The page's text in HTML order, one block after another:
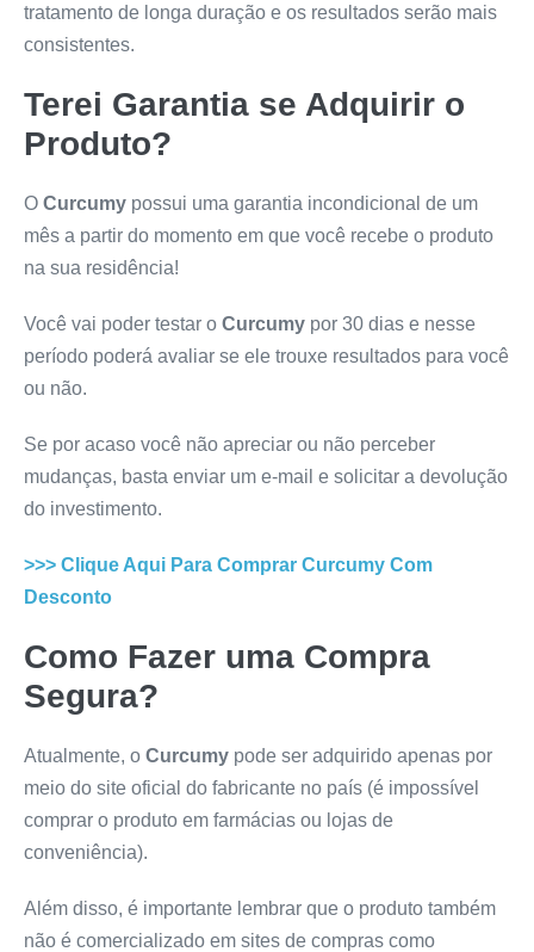
tratamento de longa duração e os resultados serão mais
consistentes.
Terei Garantia se Adquirir o
Produto?
O Curcumy possui uma garantia incondicional de um
mês a partir do momento em que você recebe o produto
na sua residência!
Você vai poder testar o Curcumy por 30 dias e nesse
período poderá avaliar se ele trouxe resultados para você
ou não.
Se por acaso você não apreciar ou não perceber
mudanças, basta enviar um e-mail e solicitar a devolução
do investimento.
>>> Clique Aqui Para Comprar Curcumy Com
Desconto
Como Fazer uma Compra
Segura?
Atualmente, o Curcumy pode ser adquirido apenas por
meio do site oficial do fabricante no país (é impossível
comprar o produto em farmácias ou lojas de
conveniência).
Além disso, é importante lembrar que o produto também
não é comercializado em sites de compras como